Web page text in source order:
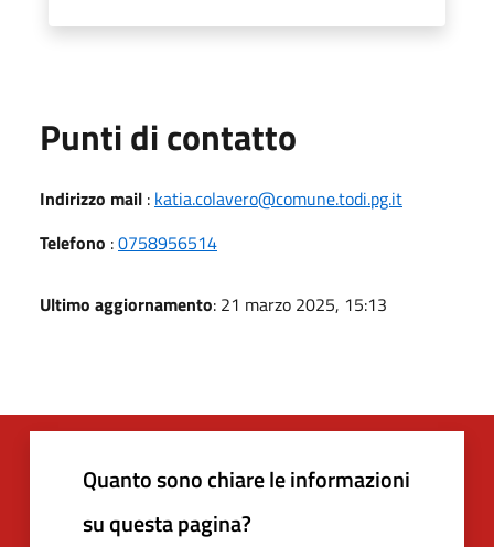
Punti di contatto
Indirizzo mail : katia.colavero@comune.todi.pg.it
Telefono :0758956514
Ultimo aggiornamento: 21 marzo 2025, 15:13
Quanto sono chiare le informazioni
su questa pagina?